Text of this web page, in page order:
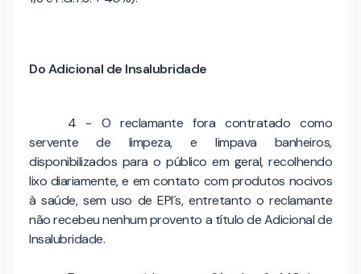
Do Adicional de Insalubridade
4 - O reclamante fora contratado como
servente de limpeza, e limpava banheiros,
disponibilizados para o público em geral, recolhendo
lixo diariamente, e em contato com produtos nocivos
à saúde, sem uso de EPI´s, entretanto o reclamante
não recebeu nenhum provento a título de Adicional de
Insalubridade.